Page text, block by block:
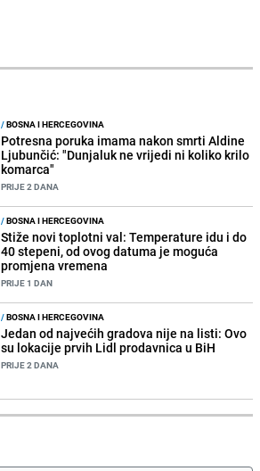
/BOSNA I HERCEGOVINA
Potresna poruka imama nakon smrti Aldine
Ljubunčić: "Dunjaluk ne vrijedi ni koliko krilo
komarca"
PRIJE 2 DANA
/BOSNA I HERCEGOVINA
Stiže novi toplotni val: Temperature idu i do
40 stepeni, od ovog datuma je moguća
promjena vremena
PRIJE 1 DAN
/BOSNA I HERCEGOVINA
Jedan od najvećih gradova nije na listi: Ovo
su lokacije prvih Lidl prodavnica u BiH
PRIJE 2 DANA